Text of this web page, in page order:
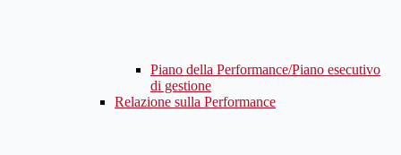
Piano della Performance/Piano esecutivo
di gestione
Relazione sulla Performance